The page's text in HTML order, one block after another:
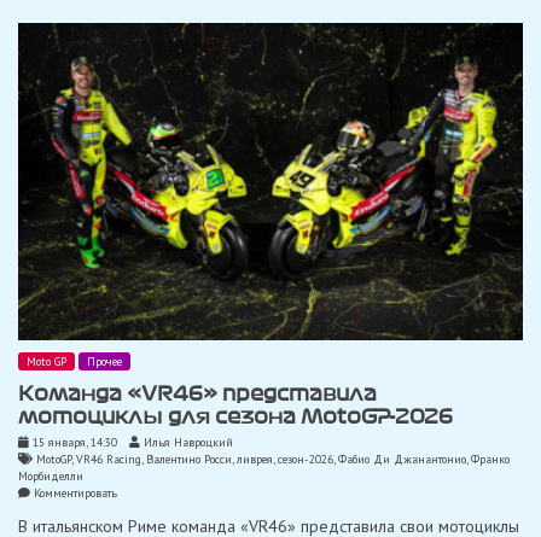
Сепанге,
прерванный
дождем,
проблемы
для
«Yamaha»
Moto GP Прочее
Команда «VR46» представила
мотоциклы для сезона MotoGP-2026
15 января, 14:30
Илья Навроцкий
MotoGP,VR46 Racing, Валентино Росси,ливрея,сезон-2026,Фабио Ди Джанантонио,Франко
Морбиделли
Комментироватьon
«VR46»
В итальянском Риме команда «VR46» представила свои мотоциклы